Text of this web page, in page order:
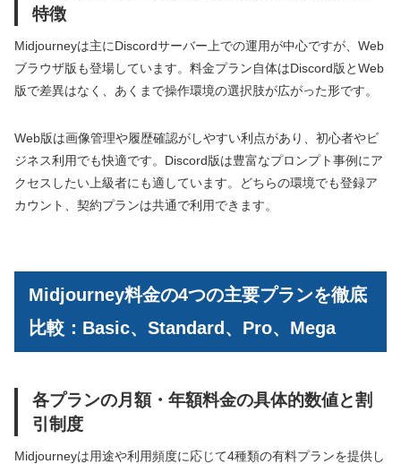
特徴
Midjourneyは主にDiscordサーバー上での運用が中心ですが、Web
ブラウザ版も登場しています。料金プラン自体はDiscord版とWeb
版で差異はなく、あくまで操作環境の選択肢が広がった形です。
Web版は画像管理や履歴確認がしやすい利点があり、初心者やビ
ジネス利用でも快適です。Discord版は豊富なプロンプト事例にア
クセスしたい上級者にも適しています。どちらの環境でも登録ア
カウント、契約プランは共通で利用できます。
Midjourney料金の4つの主要プランを徹底
比較：Basic、Standard、Pro、Mega
各プランの月額・年額料金の具体的数値と割
引制度
Midjourneyは用途や利用頻度に応じて4種類の有料プランを提供し